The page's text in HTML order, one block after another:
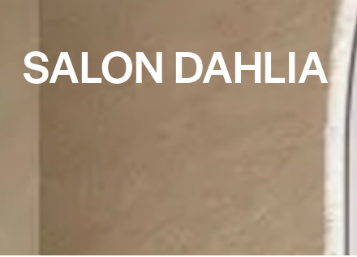
SALON DAHLIA